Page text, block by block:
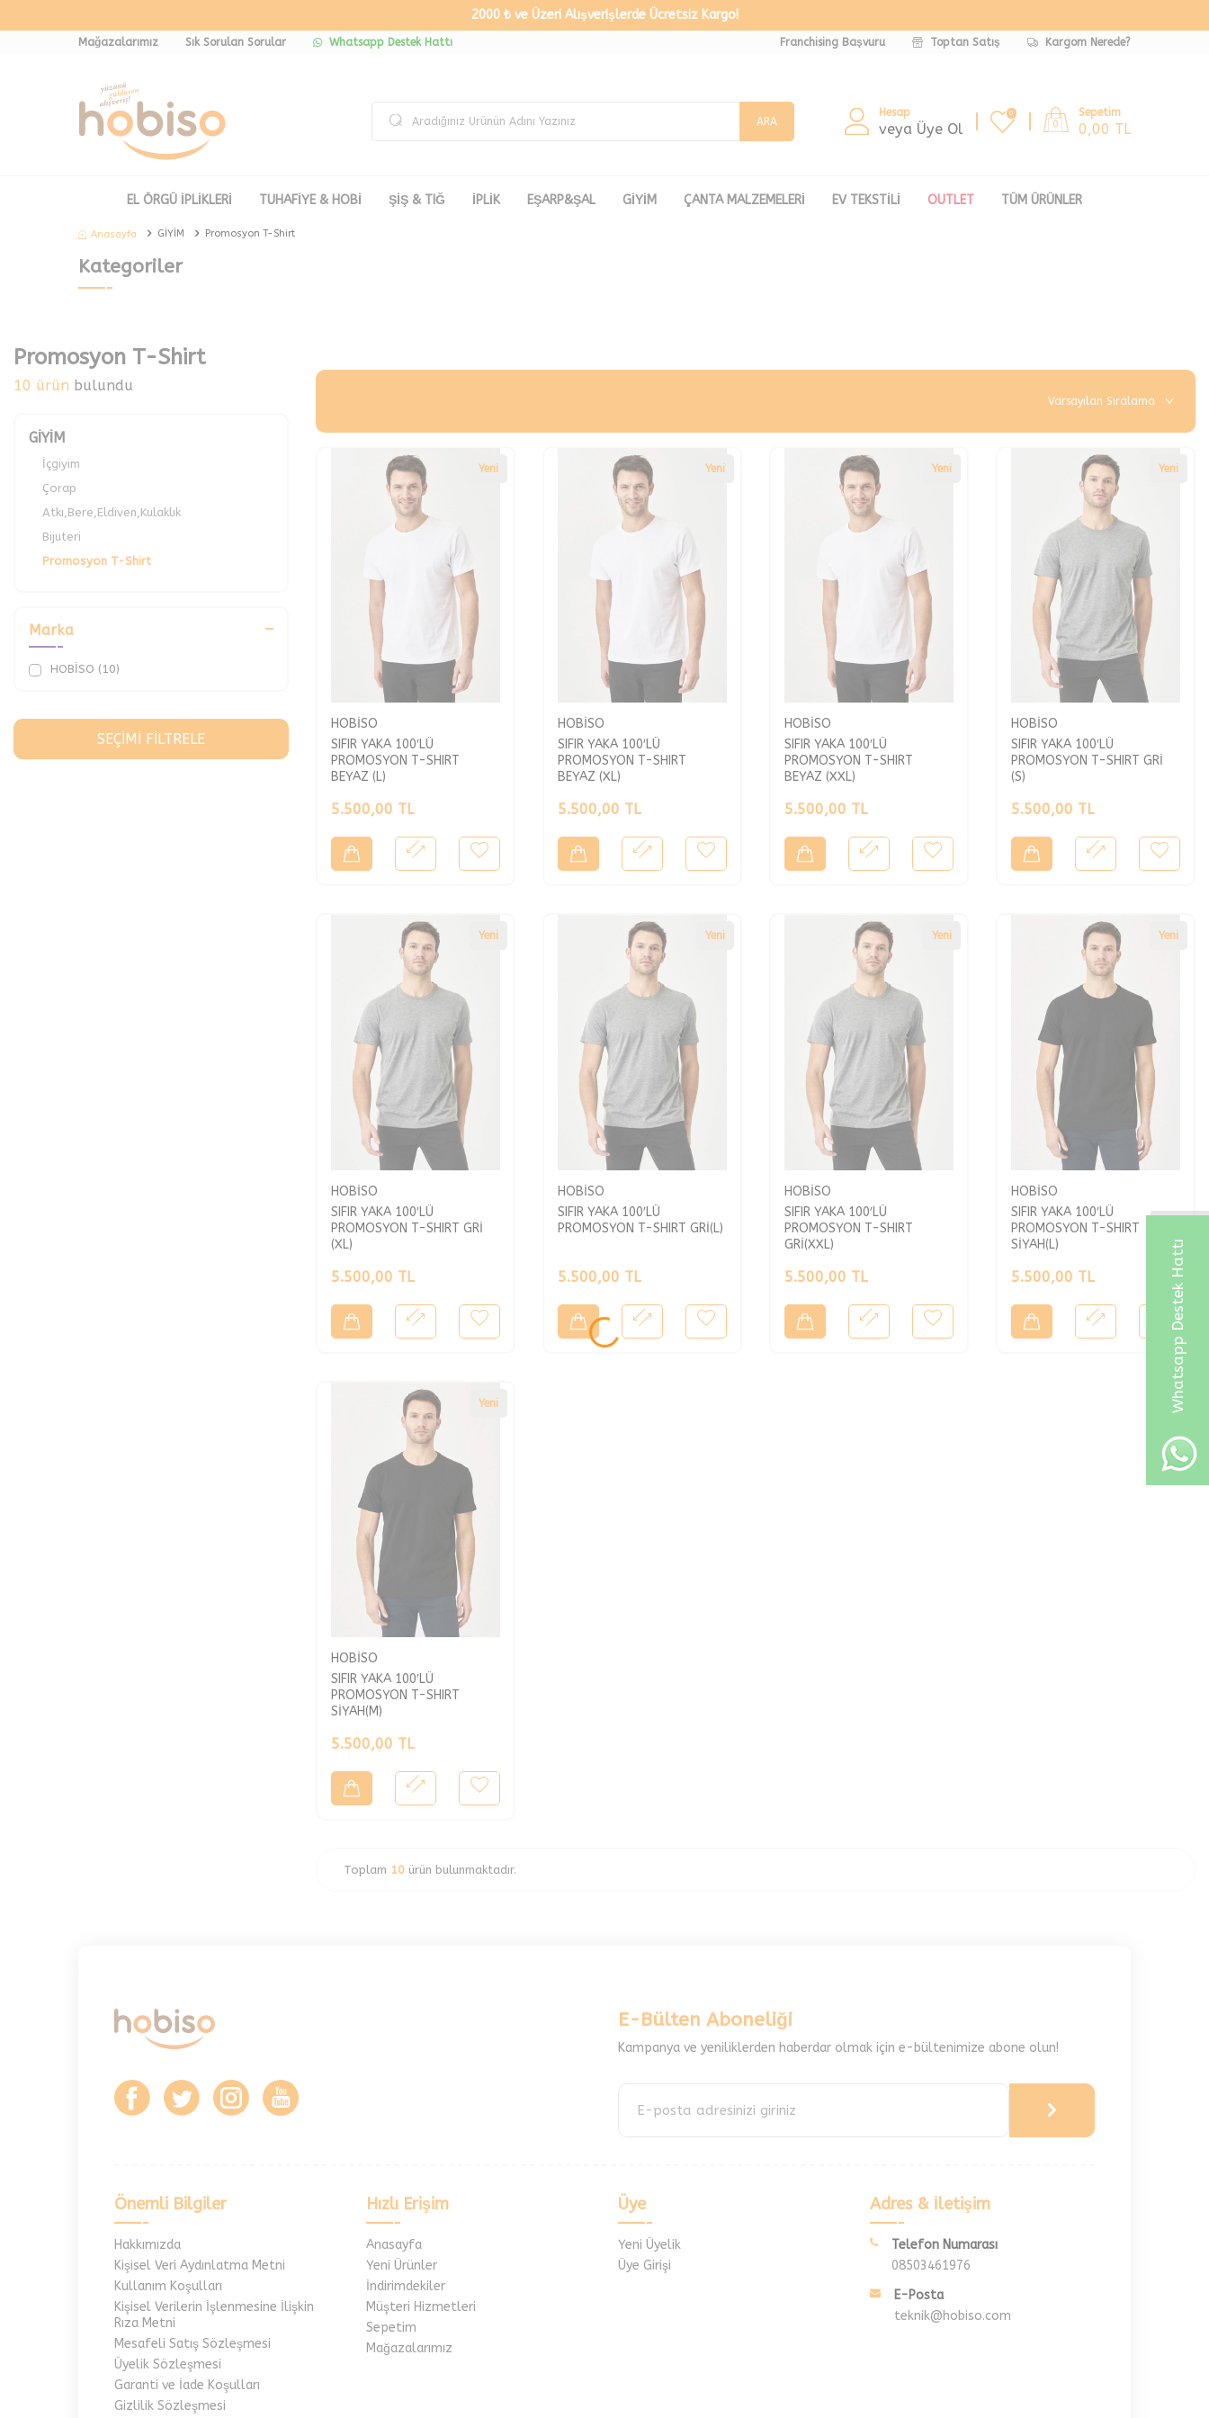
Whatsapp Destek Hattı
2000 ₺ ve Üzeri Alışverişlerde Ücretsiz Kargo!
Mağazalarımız Sık Sorulan Sorular Whatsapp Destek Hattı Franchising Başvuru Toptan Satış Kargom Nerede?
ARA
Hesap
veya Üye Ol
0
0
Sepetim
0,00 TL
EL ÖRGÜ İPLİKLERİ TUHAFİYE & HOBİ ŞİŞ & TIĞ İPLİK EŞARP&ŞAL GİYİM ÇANTA MALZEMELERİ EV TEKSTILI OUTLET TÜM ÜRÜNLER
Anasayfa GİYİM Promosyon T-Shirt
Kategoriler
Promosyon T-Shirt
10 ürün bulundu
GİYİM
İçgiyim
Çorap
Atkı,Bere,Eldiven,Kulaklık
Bijuteri
Promosyon T-Shirt
Marka
HOBİSO (10)
SEÇIMI FILTRELE
Yeni
HOBİSO
SIFIR YAKA 100′LÜ
PROMOSYON T-SHIRT
BEYAZ (L)
5.500,00 TL
Yeni
HOBİSO
SIFIR YAKA 100′LÜ
PROMOSYON T-SHIRT
BEYAZ (XL)
5.500,00 TL
Yeni
HOBİSO
SIFIR YAKA 100′LÜ
PROMOSYON T-SHIRT
BEYAZ (XXL)
5.500,00 TL
Yeni
HOBİSO
SIFIR YAKA 100′LÜ
PROMOSYON T-SHIRT GRİ
(S)
5.500,00 TL
Yeni
HOBİSO
SIFIR YAKA 100′LÜ
PROMOSYON T-SHIRT GRİ
(XL)
5.500,00 TL
Yeni
HOBİSO
SIFIR YAKA 100′LÜ
PROMOSYON T-SHIRT GRİ(L)
5.500,00 TL
Yeni
HOBİSO
SIFIR YAKA 100′LÜ
PROMOSYON T-SHIRT
GRİ(XXL)
5.500,00 TL
Yeni
HOBİSO
SIFIR YAKA 100′LÜ
PROMOSYON T-SHIRT
SİYAH(L)
5.500,00 TL
Yeni
HOBİSO
SIFIR YAKA 100′LÜ
PROMOSYON T-SHIRT
SİYAH(M)
5.500,00 TL
Toplam 10 ürün bulunmaktadır.
E-Bülten Aboneliği
Kampanya ve yeniliklerden haberdar olmak için e-bültenimize abone olun!
Önemli Bilgiler
Hakkımızda
Kişisel Veri Aydınlatma Metni
Kullanım Koşulları
Kişisel Verilerin İşlenmesine İlişkin
Rıza Metni
Mesafeli Satış Sözleşmesi
Üyelik Sözleşmesi
Garanti ve İade Koşulları
Gizlilik Sözleşmesi
Hızlı Erişim
Anasayfa
Yeni Ürünler
İndirimdekiler
Müşteri Hizmetleri
Sepetim
Mağazalarımız
Üye
Yeni Üyelik
Üye Girişi
Adres & İletişim
Telefon Numarası
08503461976
E-Posta
teknik@hobiso.com